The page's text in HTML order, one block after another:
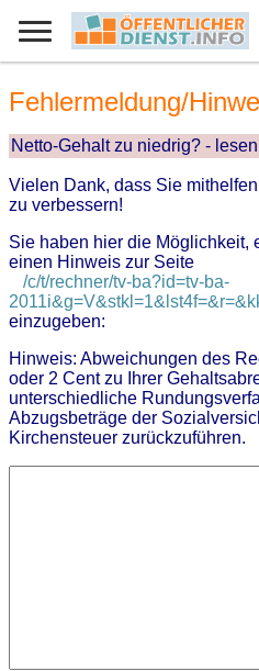
Fehlermeldung/
Netto-Gehalt zu niedrig? -
Vielen Dank, dass Sie
zu verbessern!
Sie haben hier die Möglichkeit,
einen Hinweis zur Seite
/c/t/rechner/tv-ba?id=tv-ba-
einzugeben:
Hinweis: Abweichungen des
oder 2 Cent zu Ihrer
unterschiedliche
Abzugsbeträge der
Kirchensteuer zurückzuführen.